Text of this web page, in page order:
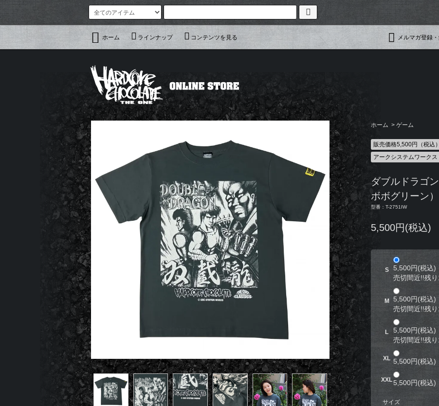
ホーム ラインナップ コンテンツを見る メルマガ登録
ホーム > ゲーム
販売価格5,500円（税込
アークシステムワーク
ダブルドラゴ
ボボグリーン）
型番：T-2751IW
5,500円(税込)
S
5,500円(税込)
売切間近!!残
M
5,500円(税込)
売切間近!!残
L
5,500円(税込)
売切間近!!残
XL 5,500円(税込)
XXL5,500円(税込)
サイズ